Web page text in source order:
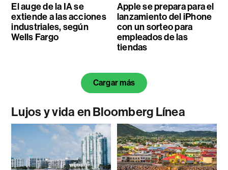
El auge de la IA se
extiende a las acciones
industriales, según
Wells Fargo
Apple se prepara para el
lanzamiento del iPhone
con un sorteo para
empleados de las
tiendas
Cargar más
Lujos y vida en Bloomberg Línea